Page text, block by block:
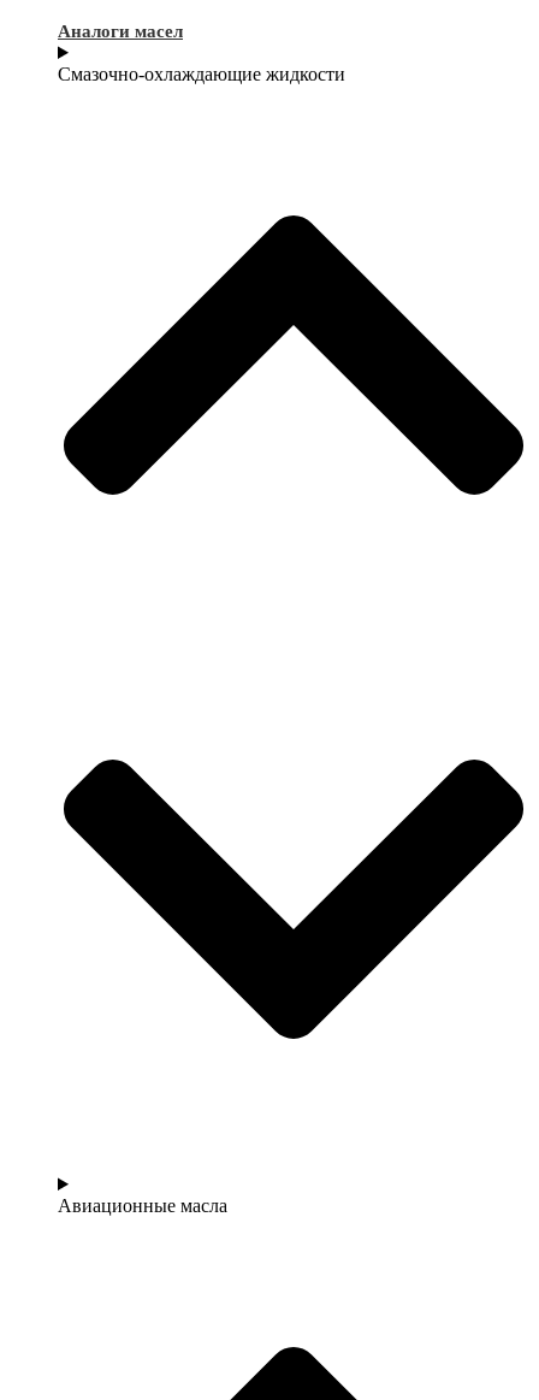
Аналоги масел
Смазочно-охлаждающие жидкости
Авиационные масла